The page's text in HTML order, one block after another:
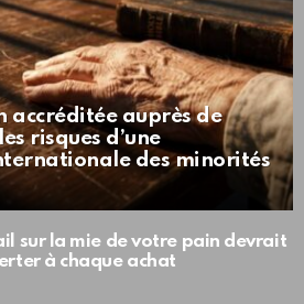
accréditée auprès de
risques d’une
des minorités
sur la mie de votre pain devrait
à chaque achat